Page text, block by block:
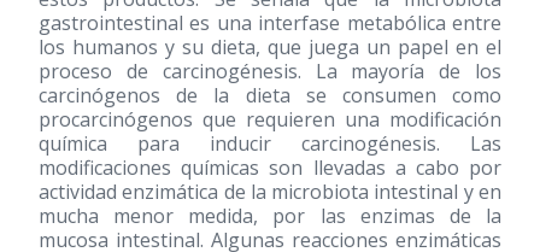
gastrointestinal es una interfase metabólica entre
los humanos y su dieta, que juega un papel en el
proceso de carcinogénesis. La mayoría de los
carcinógenos de la dieta se consumen como
procarcinógenos que requieren una modificación
química para inducir carcinogénesis. Las
modificaciones químicas son llevadas a cabo por
actividad enzimática de la microbiota intestinal y en
mucha menor medida, por las enzimas de la
mucosa intestinal. Algunas reacciones enzimáticas